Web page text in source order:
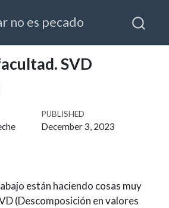
no es pecado
SVD
PUBLISHED
December 3, 2023
están haciendo cosas muy
(Descomposición en valores